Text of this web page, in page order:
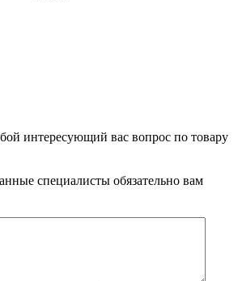
интересующий вас вопрос по товару
специалисты обязательно вам